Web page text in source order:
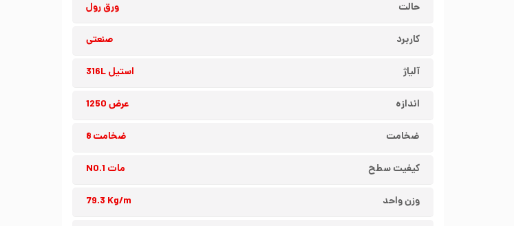
حالت ورق رول
کاربرد صنعتی
آلیاژ استیل 316L
اندازه عرض 1250
ضخامت ضخامت 8
کیفیت سطح مات NO.1
وزن واحد 79.3 Kg/m